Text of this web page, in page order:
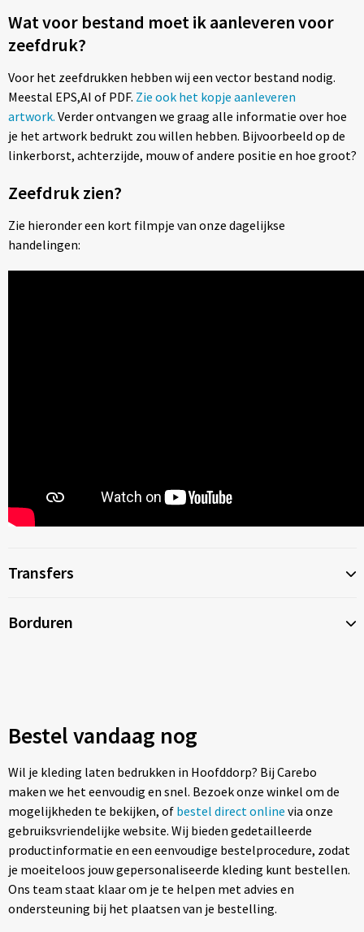
Wat voor bestand moet ik aanleveren voor
zeefdruk?
Voor het zeefdrukken hebben wij een vector bestand nodig.
Meestal EPS,AI of PDF. Zie ook het kopje aanleveren
artwork. Verder ontvangen we graag alle informatie over hoe
je het artwork bedrukt zou willen hebben. Bijvoorbeeld op de
linkerborst, achterzijde, mouw of andere positie en hoe groot?
Zeefdruk zien?
Zie hieronder een kort filmpje van onze dagelijkse
handelingen:
Transfers
Borduren
Bestel vandaag nog
Wil je kleding laten bedrukken in Hoofddorp? Bij Carebo
maken we het eenvoudig en snel. Bezoek onze winkel om de
mogelijkheden te bekijken, of bestel direct online via onze
gebruiksvriendelijke website. Wij bieden gedetailleerde
productinformatie en een eenvoudige bestelprocedure, zodat
je moeiteloos jouw gepersonaliseerde kleding kunt bestellen.
Ons team staat klaar om je te helpen met advies en
ondersteuning bij het plaatsen van je bestelling.